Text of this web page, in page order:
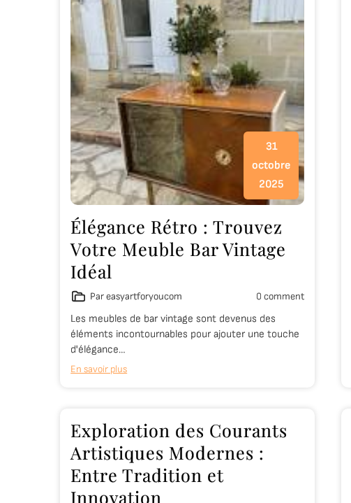
31
octobre
2025
Élégance Rétro : Trouvez
Votre Meuble Bar Vintage
Idéal
Par easyartforyoucom 0 comment
Les meubles de bar vintage sont devenus des
éléments incontournables pour ajouter une touche
d'élégance…
En savoir plus
Exploration des Courants
Artistiques Modernes :
Entre Tradition et
Innovation